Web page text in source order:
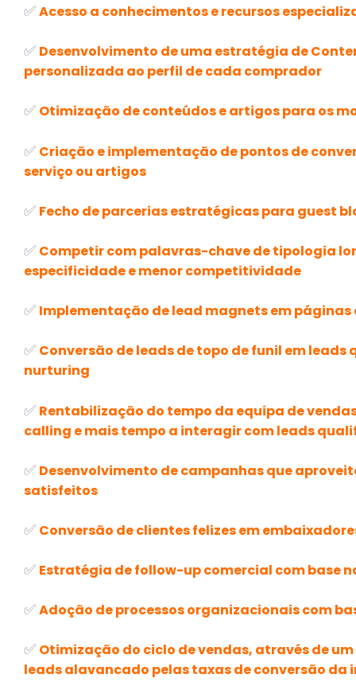
✅Acesso a conhecimentos e recursos
✅ Desenvolvimento de uma estratégia de
personalizada ao perfil de cada comprador
✅ Otimização de conteúdos e artigos para os
✅ Criação e implementação de pontos de
serviço ou artigos
✅ Fecho de parcerias estratégicas para guest
✅ Competir com palavras-chave de tipologia
especificidade e menor competitividade
✅ Implementação de lead magnets em
✅ Conversão de leads de topo de funil em
nurturing
✅ Rentabilização do tempo da equipa de
calling e mais tempo a interagir com leads
✅ Desenvolvimento de campanhas que
satisfeitos
✅ Conversão de clientes felizes em
✅ Estratégia de follow-up comercial com base
✅Adoção de processos organizacionais com
✅ Otimização do ciclo de vendas, através de
leads alavancado pelas taxas de conversão da